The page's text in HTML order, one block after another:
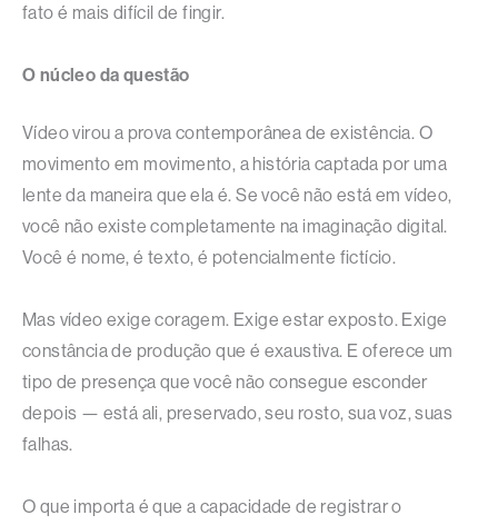
fato é mais difícil de fingir.
O núcleo da questão
Vídeo virou a prova contemporânea de existência. O
movimento em movimento, a história captada por uma
lente da maneira que ela é. Se você não está em vídeo,
você não existe completamente na imaginação digital.
Você é nome, é texto, é potencialmente fictício.
Mas vídeo exige coragem. Exige estar exposto. Exige
constância de produção que é exaustiva. E oferece um
tipo de presença que você não consegue esconder
depois — está ali, preservado, seu rosto, sua voz, suas
falhas.
O que importa é que a capacidade de registrar o